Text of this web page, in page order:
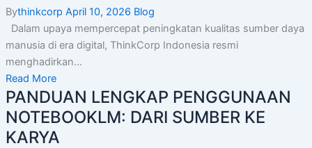
Bythinkcorp April 10, 2026 Blog
Dalam upaya mempercepat peningkatan kualitas sumber daya
manusia di era digital, ThinkCorp Indonesia resmi
menghadirkan...
Read More
PANDUAN LENGKAP PENGGUNAAN
NOTEBOOKLM: DARI SUMBER KE
KARYA